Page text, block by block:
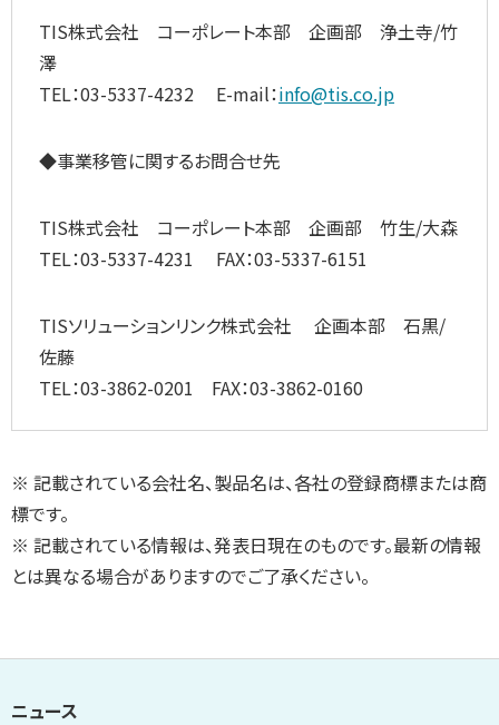
TIS株式会社 コーポレート本部 企画部 浄土寺/竹
澤
TEL：03-5337-4232 E-mail：info@tis.co.jp
◆事業移管に関するお問合せ先
TIS株式会社 コーポレート本部 企画部 竹生/大森
TEL：03-5337-4231 FAX：03-5337-6151
TISソリューションリンク株式会社 企画本部 石黒/
佐藤
TEL：03-3862-0201 FAX：03-3862-0160
※ 記載されている会社名、製品名は、各社の登録商標または商
標です。
※ 記載されている情報は、発表日現在のものです。最新の情報
とは異なる場合がありますのでご了承ください。
ニュース